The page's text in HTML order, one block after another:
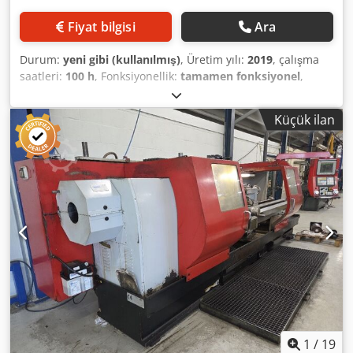
deliği: ø51,6 mm- İş mili hızı: 0–3000 dev/dk, kademesiz
ayarlanabilir- AC Motor Sürücüsü: 18,5 / 8,3 kW- Pota
Kovanı Çapı: 52 mm / MK4- Pabuç milinin stroku: 145 mm-
Güç kaynağı: 400 V / 3 fazlı / PE- Anma gücü: 10 kVA- Dahil
Olan Ekipman / Aksesuarlar:- SMW AUTOBLOCK kama tipi
mandren (çeşitli taban çeneleri dahildir)- Multifix hızlı
değiştirilebilir takım tutucu (çeşitli takım tutucular
dahildir), mandren anahtarı- Matkap mandreni- Dönen
merkez- Tamamen işlevsel güvenlik cihazı Technical
Specification Counter Spindle No Driven Tools No
Fiyat bilgisi Ara
Durum: yeni gibi (kullanılmış), Üretim yılı: 2019, çalışma
saatleri: 100 h, Fonksiyonellik: tamamen fonksiyonel,
F9B192402
ekseni:450 mm, y ekseni ilerleme uzunluğu:350 mm, Z
ekseni ilerleme mesafesi:
400 mm, maksimum mil hızı:
5.000 dev/dak
, iş mili hareket mesafesi:80 mm, hızlı
travers X ekseni:5 m/dak, hızlı tablası Y ekseni:5 m/dak,
hızlı ilerleme Z ekseni:5 m/dak , toplam yükseklik:1.990
mm
, toplam genişlik: 2.030 mm , toplam uzunluk:1.980
mm, masa genişliği: 270 mm , masa uzunluğu:400 mm,
giriş akımı türü:trifaze , dönüş hızı (maks.):5.000 dev/dak,
dönme hızı (dk.):10 dev/dak , masa yükü:450 kg, toplam
ağırlık:2.270 kg, giriş voltajı: 400 V, iş parçası ağırlığı
(maks.):450 kg, giriş akımı:16 A, giriş frekansı:50 Hz,
Donanım:CE işareti, devir hızı sonsuz değişken,
dokümantasyon / kılavuz
, EMCOMAT FB-450 MC with
Sinumerik 828D Contour Control featuring "Manual
Machine" mode Universal milling and drilling machine
Küçük ilan
1 / 19